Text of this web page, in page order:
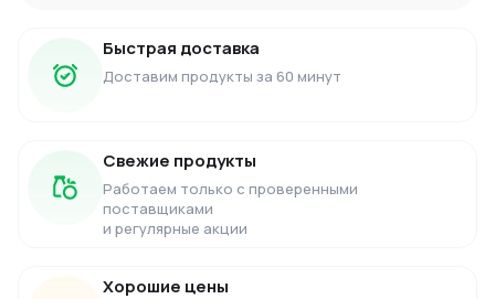
Быстрая доставка
Доставим продукты за 60 минут
Свежие продукты
Работаем только с проверенными
поставщиками
и регулярные акции
Хорошие цены